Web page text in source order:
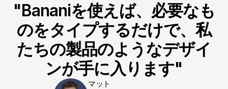
"Bananiを使えば、必要なも
のをタイプするだけで、私
たちの製品のようなデザイ
ンが手に入ります"
マット